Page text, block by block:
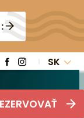
SK